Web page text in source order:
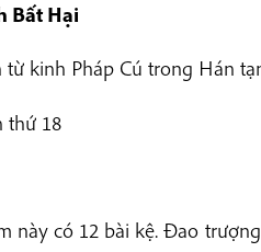
Bất Hại
từ kinh Pháp Cú trong Hán
thứ 18
này có 12 bài kệ. Đao